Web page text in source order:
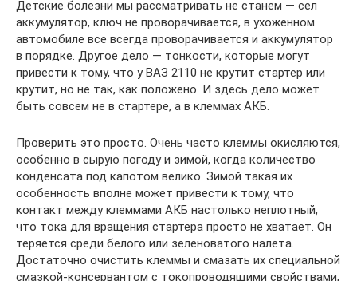
Детские болезни мы рассматривать не станем — сел
аккумулятор, ключ не проворачивается, в ухоженном
автомобиле все всегда проворачивается и аккумулятор
в порядке. Другое дело — тонкости, которые могут
привести к тому, что у ВАЗ 2110 не крутит стартер или
крутит, но не так, как положено. И здесь дело может
быть совсем не в стартере, а в клеммах АКБ.
Проверить это просто. Очень часто клеммы окисляются,
особенно в сырую погоду и зимой, когда количество
конденсата под капотом велико. Зимой такая их
особенность вполне может привести к тому, что
контакт между клеммами АКБ настолько неплотный,
что тока для вращения стартера просто не хватает. Он
теряется среди белого или зеленоватого налета.
Достаточно очистить клеммы и смазать их специальной
смазкой-консервантом с токопроводящими свойствами,